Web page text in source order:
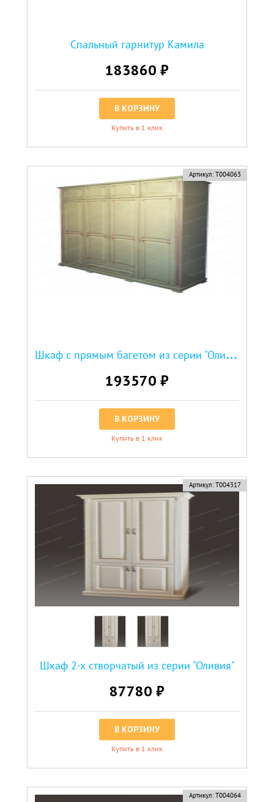
Спальный гарнитур Камила
183860 ₽
В КОРЗИНУ
Купить в 1 клик
Артикул: Т004063
Ш
каф с прямым багетом из серии "Оливия"
193570 ₽
В КОРЗИНУ
Купить в 1 клик
Артикул: Т004317
Шкаф 2-х створчатый из серии "Оливия"
87780 ₽
В КОРЗИНУ
Купить в 1 клик
Артикул: Т004064